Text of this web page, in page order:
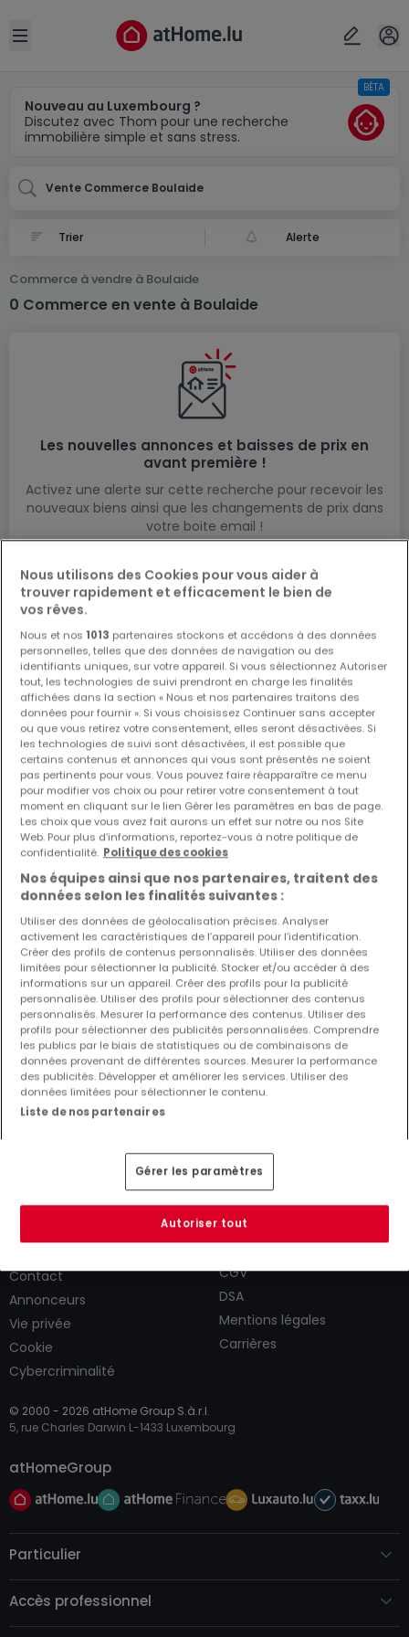
Open sidebar
Nouveau au Luxembourg ?
Discutez avec Thom pour une recherche
immobilière simple et sans stress.
BÊTA
Vente Commerce Boulaide
Alerte
Commerce à vendre à Boulaide
0 Commerce en vente à Boulaide
Les nouvelles annonces et baisses de prix en
avant première !
Activez une alerte sur cette recherche pour recevoir les
nouveaux biens ainsi que les changements de prix dans
votre boite email !
Créez une alerte
Modifiez vos critères de recherche pour plus
de résultats
Types de commerces à vendre à Boulaide
Achat Locaux commerciaux Boulaide
Achat Fonds de commerce Boulaide
Achat Restaurants Boulaide
Achat Hôtels Boulaide
Achat Entrepôts Boulaide
Achat Exploitations agricoles Boulaide
Autres recherches suggérées
Commerces à Boulaide
Immobilier à Boulaide
Agences immobilières à Boulaide
Estimation immobilière
Localité(s)
Annuler OK
Contact
Annonceurs
Vie privée
Cookie
Cybercriminalité
CGU
CGV
DSA
Mentions légales
Carrières
© 2000 - 2026 atHome Group S.à.r.l.
5, rue Charles Darwin L-1433 Luxembourg
atHomeGroup
Particulier
Accès professionnel
Nous utilisons des Cookies pour vous aider à
trouver rapidement et efficacement le bien de
vos rêves.
Nous et nos 1013 partenaires stockons et accédons à des données
personnelles, telles que des données de navigation ou des
identifiants uniques, sur votre appareil. Si vous sélectionnez Autoriser
tout, les technologies de suivi prendront en charge les finalités
affichées dans la section « Nous et nos partenaires traitons des
données pour fournir ». Si vous choisissez Continuer sans accepter
ou que vous retirez votre consentement, elles seront désactivées. Si
les technologies de suivi sont désactivées, il est possible que
certains contenus et annonces qui vous sont présentés ne soient
pas pertinents pour vous. Vous pouvez faire réapparaître ce menu
pour modifier vos choix ou pour retirer votre consentement à tout
moment en cliquant sur le lien Gérer les paramètres en bas de page.
Les choix que vous avez fait aurons un effet sur notre ou nos Site
Web. Pour plus d’informations, reportez-vous à notre politique de
confidentialité. Politique des cookies
Nos équipes ainsi que nos partenaires, traitent des
données selon les finalités suivantes :
Utiliser des données de géolocalisation précises. Analyser
activement les caractéristiques de l’appareil pour l’identification.
Créer des profils de contenus personnalisés. Utiliser des données
limitées pour sélectionner la publicité. Stocker et/ou accéder à des
informations sur un appareil. Créer des profils pour la publicité
personnalisée. Utiliser des profils pour sélectionner des contenus
personnalisés. Mesurer la performance des contenus. Utiliser des
profils pour sélectionner des publicités personnalisées. Comprendre
les publics par le biais de statistiques ou de combinaisons de
données provenant de différentes sources. Mesurer la performance
des publicités. Développer et améliorer les services. Utiliser des
données limitées pour sélectionner le contenu.
Liste de nos partenaires
Gérer les paramètres
Autoriser tout